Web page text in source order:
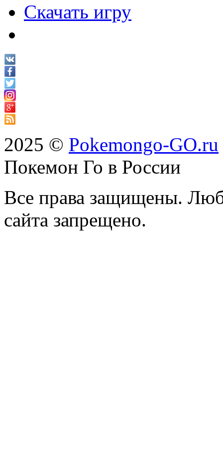
Скачать игру
2025 © Pokemongo-GO.ru
Покемон Го в России
Все права защищены.
сайта запрещено.